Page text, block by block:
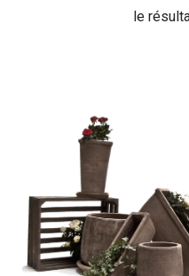
le